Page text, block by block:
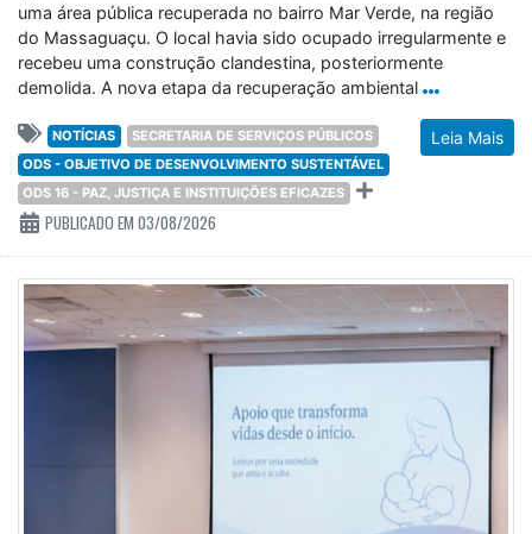
uma área pública recuperada no bairro Mar Verde, na região
do Massaguaçu. O local havia sido ocupado irregularmente e
recebeu uma construção clandestina, posteriormente
demolida. A nova etapa da recuperação ambiental
Leia Mais
NOTÍCIAS
SECRETARIA DE SERVIÇOS PÚBLICOS
ODS - OBJETIVO DE DESENVOLVIMENTO SUSTENTÁVEL
ODS 16 - PAZ, JUSTIÇA E INSTITUIÇÕES EFICAZES
PUBLICADO EM 03/08/2026